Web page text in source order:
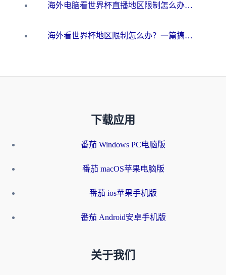
海外电脑看世界杯直播地区限制怎么办？你需要一个聪明的加速器
海外看世界杯地区限制怎么办？一篇搞定咪咕视频播放+国内资源无缝访问指南
下载应用
番茄 Windows PC电脑版
番茄 macOS苹果电脑版
番茄 ios苹果手机版
番茄 Android安卓手机版
关于我们